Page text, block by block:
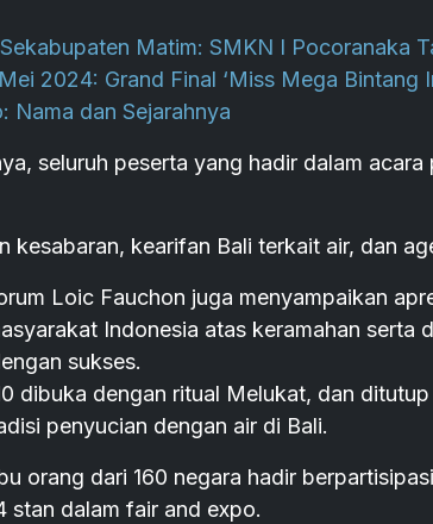
Matim: SMKN I Pocoranaka
2024: Grand Final ‘Miss Mega Bintang
Nama dan Sejarahnya
seluruh peserta yang hadir dalam
kesabaran, kearifan Bali terkait air, dan
Loic Fauchon juga menyampaikan
Indonesia atas keramahan serta
sukses.
dibuka dengan ritual Melukat, dan
penyucian dengan air di Bali.
orang dari 160 negara hadir
stan dalam fair and expo.